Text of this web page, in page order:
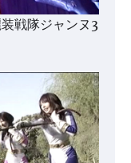
戦隊ジャンヌ3